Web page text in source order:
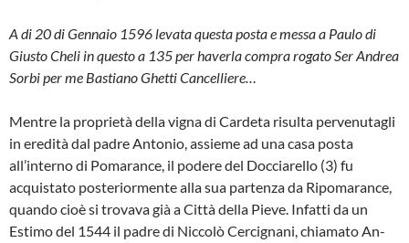
A di 20 di Gennaio 1596 levata questa po­sta e messa a Paulo di
Giusto Cheli in questo a 135 per haverla compra rogato Ser Andrea
Sorbi per me Bastiano Ghet­ti Cancelliere…
Mentre la proprietà della vigna di Carde­ta risulta pervenutagli
in eredità dal pa­dre Antonio, assieme ad una casa posta
all’interno di Pomarance, il podere del Docciarello (3) fu
acquistato posterior­mente alla sua partenza da Ripomaran­ce,
quando cioè si trovava già a Città della Pieve. Infatti da un
Estimo del 1544 il pa­dre di Niccolò Cercignani, chiamato An­